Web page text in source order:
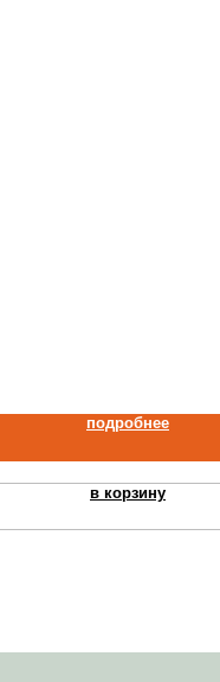
подробнее
в корзину